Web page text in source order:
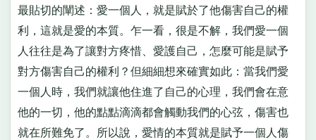
最貼切的闡述：愛一個人，就是賦於了他傷害自己的權
利，這就是愛的本質。乍一看，很是不解，我們愛一個
人往往是為了讓對方疼惜、愛護自己，怎麼可能是賦予
對方傷害自己的權利？但細細想來確實如此：當我們愛
一個人時，我們就讓他住進了自己的心理，我們會在意
他的一切，他的點點滴滴都會觸動我們的心弦，傷害也
就在所難免了。所以說，愛情的本質就是賦予一個人傷